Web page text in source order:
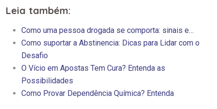
Leia também:
Como uma pessoa drogada se comporta: sinais e…
Como suportar a Abstinencia: Dicas para Lidar com o
Desafio
O Vício em Apostas Tem Cura? Entenda as
Possibilidades
Como Provar Dependência Química? Entenda